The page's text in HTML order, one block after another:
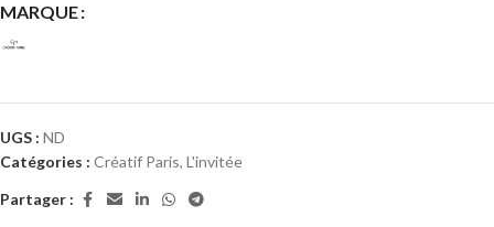
MARQUE
UGS : ND
Catégories : Créatif Paris, L'invitée
Partager :